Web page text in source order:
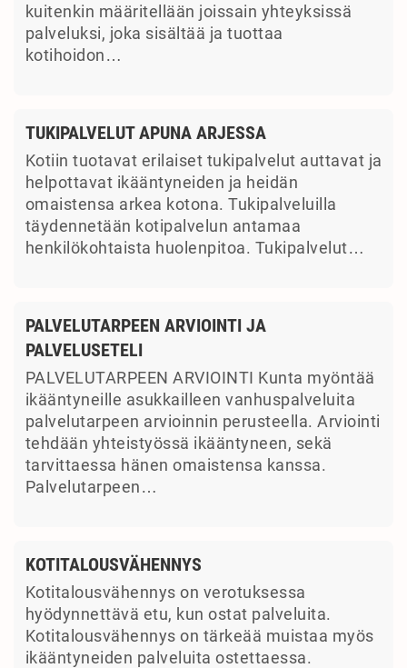
kuitenkin määritellään joissain yhteyksissä
palveluksi, joka sisältää ja tuottaa
kotihoidon…
TUKIPALVELUT APUNA ARJESSA
Kotiin tuotavat erilaiset tukipalvelut auttavat ja
helpottavat ikääntyneiden ja heidän
omaistensa arkea kotona. Tukipalveluilla
täydennetään kotipalvelun antamaa
henkilökohtaista huolenpitoa. Tukipalvelut…
PALVELUTARPEEN ARVIOINTI JA
PALVELUSETELI
PALVELUTARPEEN ARVIOINTI Kunta myöntää
ikääntyneille asukkailleen vanhuspalveluita
palvelutarpeen arvioinnin perusteella. Arviointi
tehdään yhteistyössä ikääntyneen, sekä
tarvittaessa hänen omaistensa kanssa.
Palvelutarpeen…
KOTITALOUSVÄHENNYS
Kotitalousvähennys on verotuksessa
hyödynnettävä etu, kun ostat palveluita.
Kotitalousvähennys on tärkeää muistaa myös
ikääntyneiden palveluita ostettaessa.